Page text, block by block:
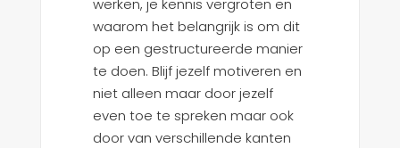
waarom het belangrijk is om dit
op een gestructureerde manier
te doen. Blijf jezelf motiveren en
niet alleen maar door jezelf
even toe te spreken maar ook
door van verschillende kanten